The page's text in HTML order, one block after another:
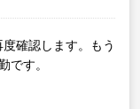
確認します。もう
です。